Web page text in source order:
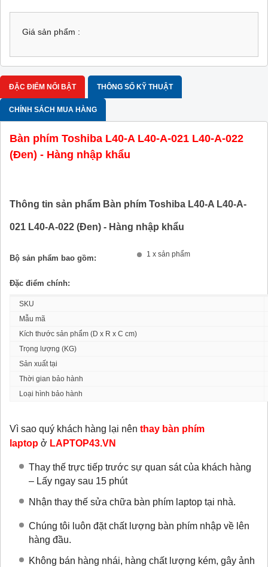
Giá sản phẩm :
ĐẶC ĐIỂM NỔI BẬT THÔNG SỐ KỸ THUẬT
CHÍNH SÁCH MUA HÀNG
Bàn phím Toshiba L40-A L40-A-021 L40-A-022
(Đen) - Hàng nhập khẩu
Thông tin sản phẩm Bàn phím Toshiba L40-A L40-A-
021 L40-A-022 (Đen) - Hàng nhập khẩu
Bộ sản phẩm bao gồm: 1 x sản phẩm
Đặc điểm chính:
SKU
Mẫu mã
Kích thước sản phẩm (D x R x C cm)
Trọng lượng (KG)
Sản xuất tại
Thời gian bảo hành
Loại hình bảo hành
Vì sao quý khách hàng lại nên thay bàn phím
laptop ở LAPTOP43.VN
Thay thế trực tiếp trước sự quan sát của khách hàng
– Lấy ngay sau 15 phút
Nhận thay thế sửa chữa bàn phím laptop tại nhà.
Chúng tôi luôn đặt chất lượng bàn phím nhập về lên
hàng đầu.
Không bán hàng nhái, hàng chất lượng kém, gây ảnh